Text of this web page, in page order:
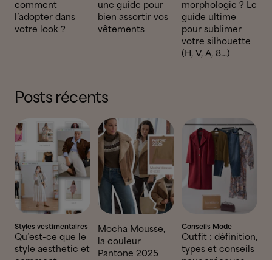
comment
l’adopter dans
votre look ?
une guide pour
bien assortir vos
vêtements
morphologie ? Le
guide ultime
pour sublimer
votre silhouette
(H, V, A, 8…)
Posts récents
Styles vestimentaires
Qu’est-ce que le
style aesthetic et
Mocha Mousse,
la couleur
Pantone 2025
Conseils Mode
Outfit : définition,
types et conseils